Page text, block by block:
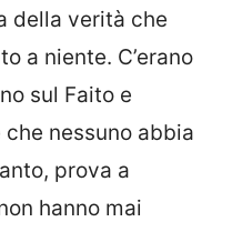
della verità che
a niente. C’erano
sul Faito e
nessuno abbia
prova a
hanno mai